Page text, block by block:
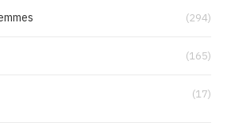
(294)
(165)
(17)